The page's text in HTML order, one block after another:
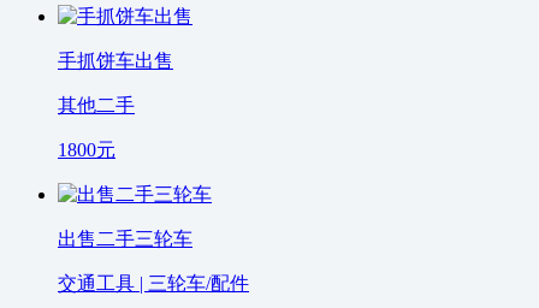
手抓饼车出售
其他二手
1800元
出售二手三轮车
交通工具 | 三轮车/配件